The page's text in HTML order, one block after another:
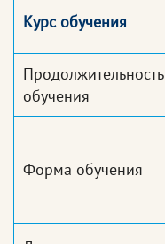
Курс обучения
Продолжительность
обучения
Форма обучения